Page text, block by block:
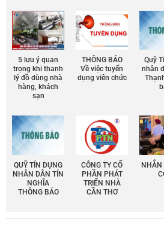
5 lưu ý quan
trọng khi thanh
lý đồ dùng nhà
hàng, khách
sạn
THÔNG BÁO
Về việc tuyển
dụng viên chức
Quỹ
nhân
QUỸ TÍN DỤNG
NHÂN DÂN TÍN
NGHĨA
THÔNG BÁO
CÔNG TY CỔ
PHẦN PHÁT
TRIỂN NHÀ
CẦN THƠ
NHẮN